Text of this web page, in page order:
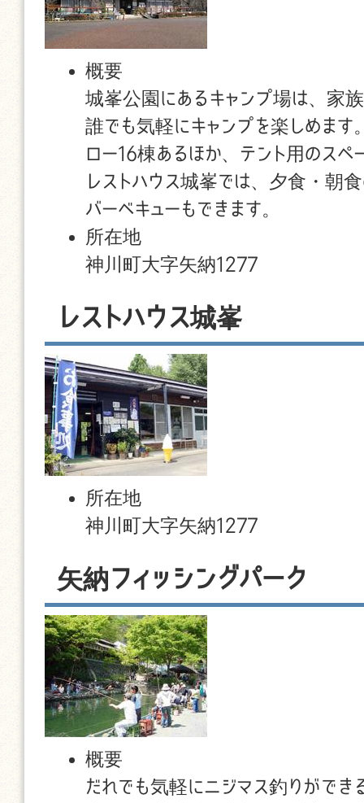
概要
城峯公園にあるキャンプ場は、家
誰でも気軽にキャンプを楽しめます
ロー16棟あるほか、テント用のスペ
レストハウス城峯では、夕食・朝
バーベキューもできます。
所在地
神川町大字矢納1277
レストハウス城峯
所在地
神川町大字矢納1277
矢納フィッシングパーク
概要
だれでも気軽にニジマス釣りができ